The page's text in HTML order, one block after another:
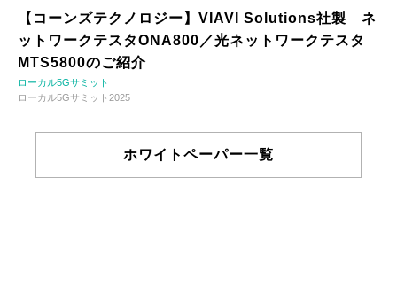
【コーンズテクノロジー】VIAVI Solutions社製 ネ
ットワークテスタONA800／光ネットワークテスタ
MTS5800のご紹介
ローカル5Gサミット
ローカル5Gサミット2025
ホワイトペーパー一覧